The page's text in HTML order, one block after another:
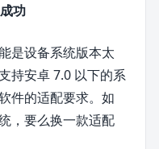
功
是设备系统版本太
持安卓 7.0 以下的系
件的适配要求。如
，要么换一款适配